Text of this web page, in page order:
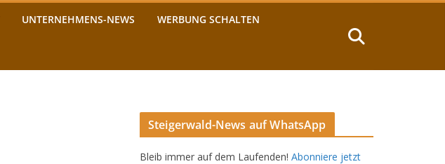
UNTERNEHMENS-NEWS WERBUNG SCHALTEN
Steigerwald-News auf WhatsApp
Bleib immer auf dem Laufenden! Abonniere jetzt